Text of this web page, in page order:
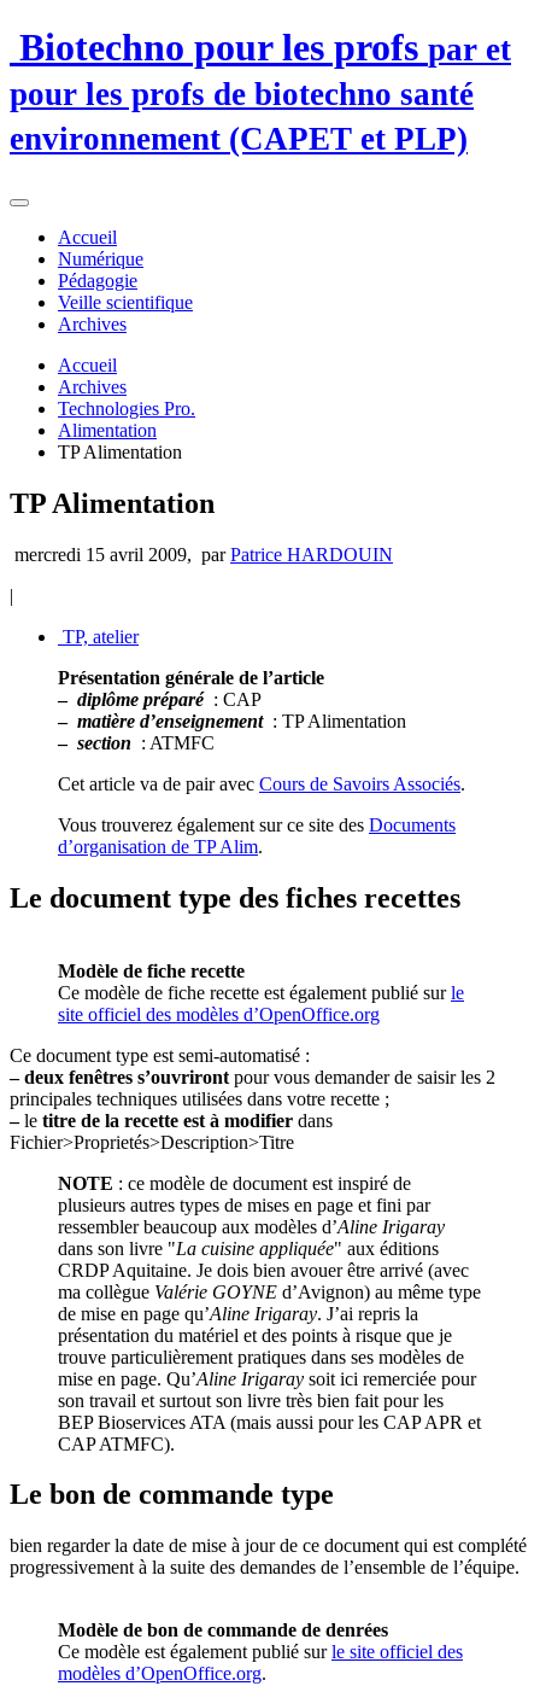
Biotechno pour les profs par et
pour les profs de biotechno santé
environnement (CAPET et PLP)
Accueil
Numérique
Pédagogie
Veille scientifique
Archives
Accueil
Archives
Technologies Pro.
Alimentation
TP Alimentation
TP Alimentation
mercredi 15 avril 2009, parPatrice HARDOUIN
|
TP, atelier
Présentation générale de l’article
– diplôme préparé : CAP
– matière d’enseignement : TP Alimentation
– section : ATMFC
Cet article va de pair avec Cours de Savoirs Associés.
Vous trouverez également sur ce site des Documents
d’organisation de TP Alim.
Le document type des fiches recettes
Modèle de fiche recette
Ce modèle de fiche recette est également publié surle
site officiel des modèles d’OpenOffice.org
Ce document type est semi-automatisé :
– deux fenêtres s’ouvriront pour vous demander de saisir les 2
principales techniques utilisées dans votre recette ;
–le titre de la recette est à modifier dans
Fichier>Proprietés>Description>Titre
NOTE : ce modèle de document est inspiré de
plusieurs autres types de mises en page et fini par
ressembler beaucoup aux modèles d’Aline Irigaray
dans son livre "La cuisine appliquée" aux éditions
CRDP Aquitaine. Je dois bien avouer être arrivé (avec
ma collègue Valérie GOYNE d’Avignon) au même type
de mise en page qu’Aline Irigaray. J’ai repris la
présentation du matériel et des points à risque que je
trouve particulièrement pratiques dans ses modèles de
mise en page. Qu’Aline Irigaray soit ici remerciée pour
son travail et surtout son livre très bien fait pour les
BEP Bioservices ATA (mais aussi pour les CAP APR et
CAP ATMFC).
Le bon de commande type
bien regarder la date de mise à jour de ce document qui est complété
progressivement à la suite des demandes de l’ensemble de l’équipe.
Modèle de bon de commande de denrées
Ce modèle est également publié surle site officiel des
modèles d’OpenOffice.org.